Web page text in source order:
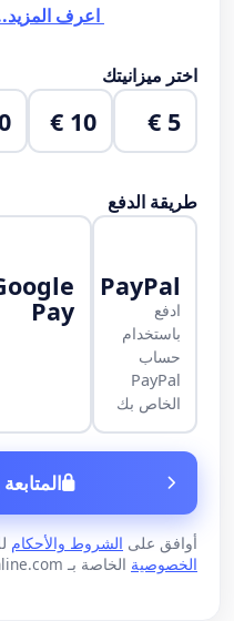
اعرف
اختر ميزانيتك
5 €
10 €
طريقة الدفع
PayPal
ادفع
باستخدام
حساب
PayPal
الخاص بك
Pay
المتابعة
أوافق على الشروط والأحكام
الخصوصية الخاصة بـ Aredaonline.com.